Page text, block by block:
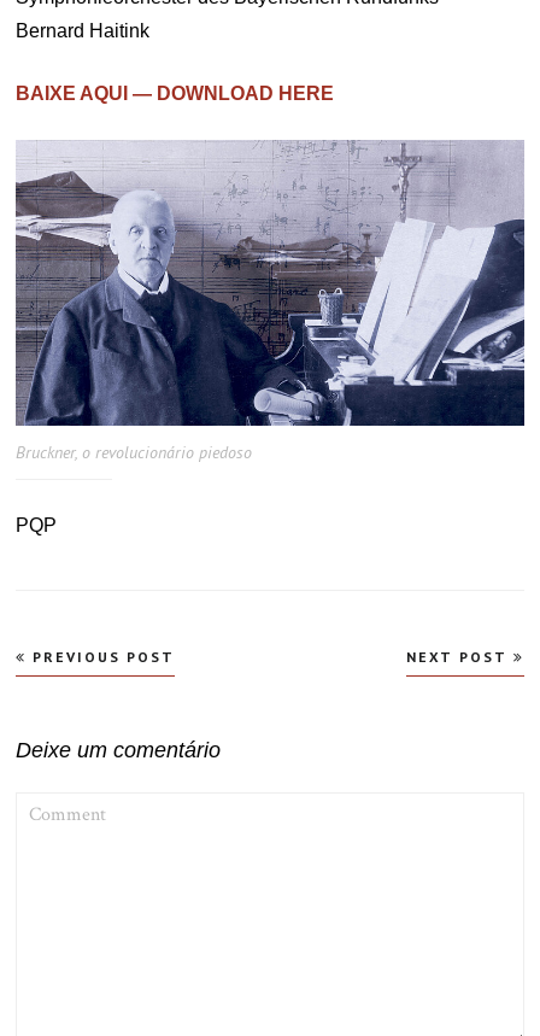
Bernard Haitink
BAIXE AQUI — DOWNLOAD HERE
Bruckner, o revolucionário piedoso
PQP
Navegação
de
PREVIOUS POST NEXT POST
Deixe um comentário